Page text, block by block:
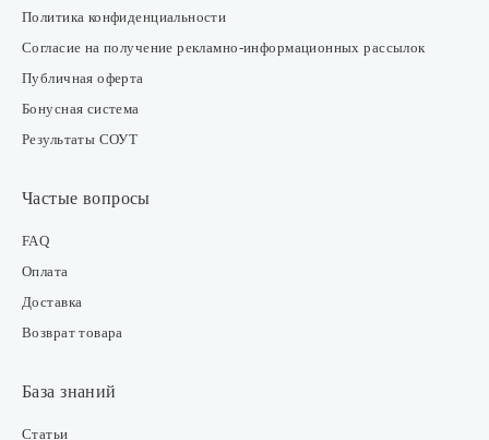
Политика конфиденциальности
Согласие на получение рекламно-информационных рассылок
Публичная оферта
Бонусная система
Результаты СОУТ
Частые вопросы
FAQ
Оплата
Доставка
Возврат товара
База знаний
Статьи